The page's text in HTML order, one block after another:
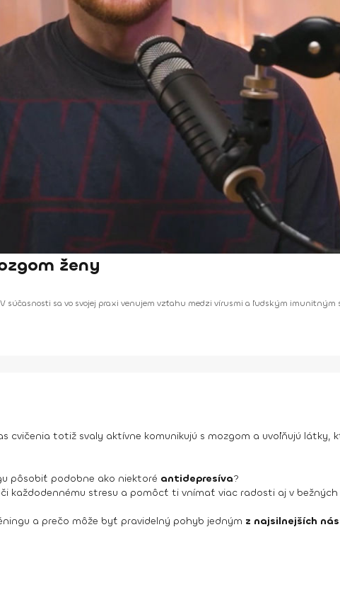
ženy
súčasnosti sa vo svojej praxi venujem vzťahu medzi vírusmi a ľudským imunitným
cvičenia totiž svaly aktívne komunikujú s mozgom a uvoľňujú látky,
pôsobiť podobne ako niektoré antidepresíva?
každodennému stresu a pomôcť ti vnímať viac radosti aj v bežných
a prečo môže byť pravidelný pohyb jedným z najsilnejších